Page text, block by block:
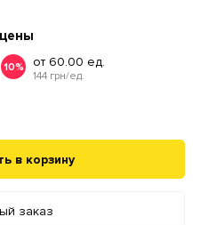
10% от 60.00 ед.
144 грн/ед.
в корзину
заказ